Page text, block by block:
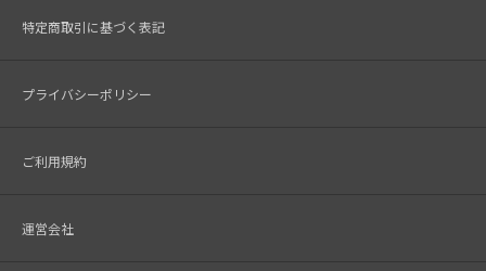
特定商取引に基づく表記
プライバシーポリシー
ご利用規約
運営会社